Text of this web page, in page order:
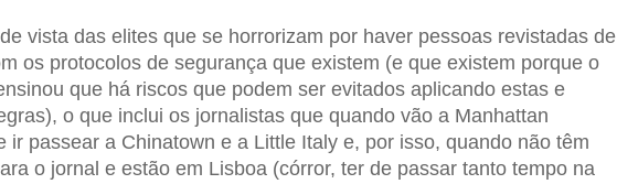
vista das elites que se horrorizam por haver pessoas revistadas de
os protocolos de segurança que existem (e que existem porque o
que há riscos que podem ser evitados aplicando estas e
o que inclui os jornalistas que quando vão a Manhattan
ir passear a Chinatown e a Little Italy e, por isso, quando não têm
o jornal e estão em Lisboa (córror, ter de passar tanto tempo na